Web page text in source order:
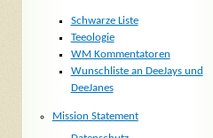
Schwarze Liste
Teeologie
WM Kommentatoren
Wunschliste an DeeJays und
DeeJanes
Mission Statement